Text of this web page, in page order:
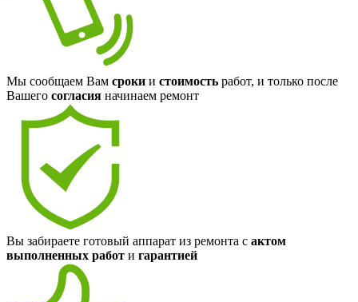
Мы сообщаем Вам сроки и стоимость работ, и только после
Вашего согласия начинаем ремонт
Вы забираете готовый аппарат из ремонта с актом
выполненных работ и гарантией